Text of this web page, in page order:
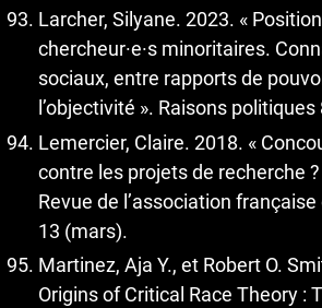
Larcher, Silyane. 2023. «
chercheur·e·s minoritaires.
sociaux, entre rapports de
l’objectivité ». Raisons politiques
Lemercier, Claire. 2018. «
contre les projets de recherche
Revue de l’association
13 (mars).
Martinez, Aja Y., et Robert O.
Origins of Critical Race Theory :